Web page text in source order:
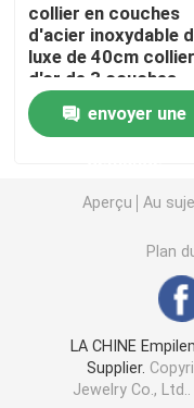
Les bijoux en
Nouveau en stock
Concepteur
Bracelet d'acier
Colliers de mode
collier en couches
d'acier inoxydable
luxe de 40cm collier
d'or de 3 couches
pour épouser
envoyer une
Aperçu Au
Plan
LA CHINE
Supplier.
Jewelry Co.,